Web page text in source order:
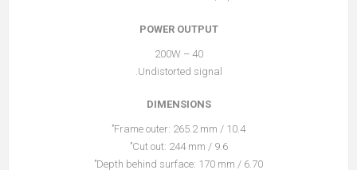
POWER OUTPUT
40 – 200W
Undistorted signal.
DIMENSIONS
Frame outer: 265.2 mm / 10.4’’
Cut out: 244 mm / 9.6’’
Depth behind surface: 170 mm / 6.70’’